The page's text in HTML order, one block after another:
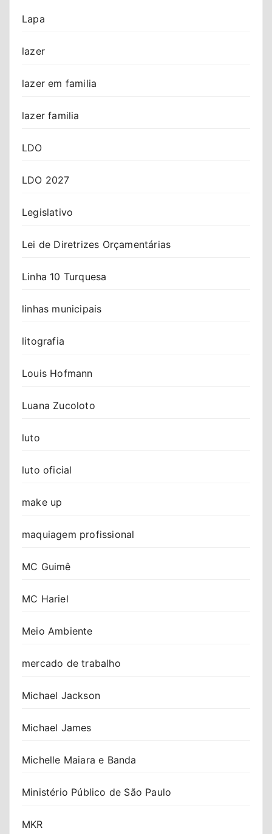
Lapa
lazer
lazer em familia
lazer familia
LDO
LDO 2027
Legislativo
Lei de Diretrizes Orçamentárias
Linha 10 Turquesa
linhas municipais
litografia
Louis Hofmann
Luana Zucoloto
luto
luto oficial
make up
maquiagem profissional
MC Guimê
MC Hariel
Meio Ambiente
mercado de trabalho
Michael Jackson
Michael James
Michelle Maiara e Banda
Ministério Público de São Paulo
MKR